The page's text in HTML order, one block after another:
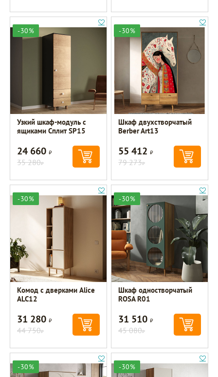
-30%
Узкий шкаф-модуль с
ящиками Сплит SP15
24 660Р
35 280Р
-30%
Шкаф двухстворчатый
Berber Art13
55 412Р
79 273Р
-30%
Комод с дверками Alice
ALC12
31 280Р
44 750Р
-30%
Шкаф одностворчатый
ROSA R01
31 510Р
45 080Р
-30% -30%